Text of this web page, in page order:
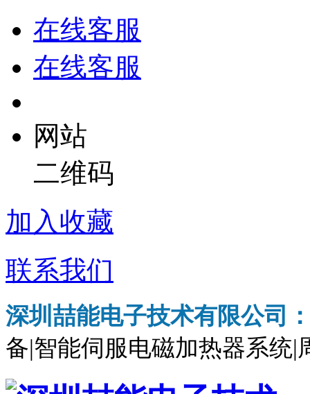
在线客服
在线客服
网站
二维码
加入收藏
联系我们
深圳喆能电子技术有限公司
备|智能伺服电磁加热器系统|